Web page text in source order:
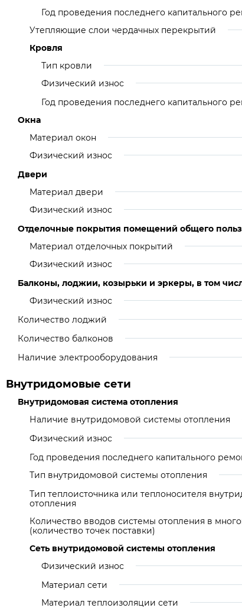
Год проведения последнего капитального
Утепляющие слои чердачных перекрытий
Кровля
Тип кровли
Физический износ
Год проведения последнего капитального
Окна
Материал окон
Физический износ
Двери
Материал двери
Физический износ
Отделочные покрытия помещений общего
Материал отделочных покрытий
Физический износ
Балконы, лоджии, козырьки и эркеры, в том
Физический износ
Количество лоджий
Количество балконов
Наличие электрооборудования
Внутридомовые сети
Внутридомовая система отопления
Наличие внутридомовой системы отопления
Физический износ
Год проведения последнего капитального
Тип внутридомовой системы отопления
Тип теплоисточника или теплоносителя
отопления
Количество вводов системы отопления в
(количество точек поставки)
Сеть внутридомовой системы отопления
Физический износ
Материал сети
Материал теплоизоляции сети